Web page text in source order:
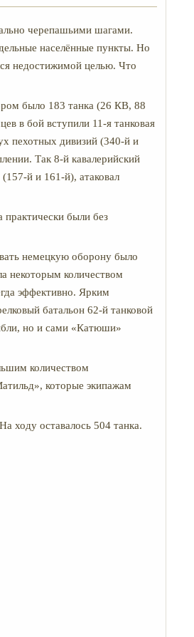
черепашьими шагами.
населённые пункты. Но
недостижимой целью. Что
было 183 танка (26 КВ, 88
в бой вступили 11-я танковая
пехотных дивизий (340-й и
Так 8-й кавалерийский
й и 161-й), атаковал
практически были без
немецкую оборону было
некоторым количеством
эффективно. Ярким
батальон 62-й танковой
но и сами «Катюши»
количеством
которые экипажам
ходу оставалось 504 танка.